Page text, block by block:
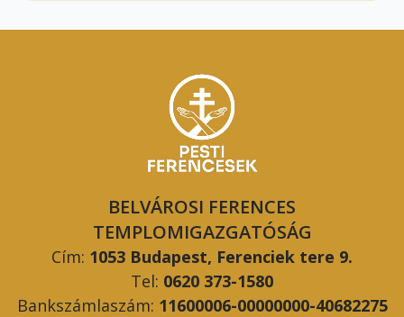
BELVÁROSI FERENCES
TEMPLOMIGAZGATÓSÁG
Cím: 1053 Budapest, Ferenciek tere 9.
Tel: 0620 373-1580
Bankszámlaszám: 11600006-00000000-40682275